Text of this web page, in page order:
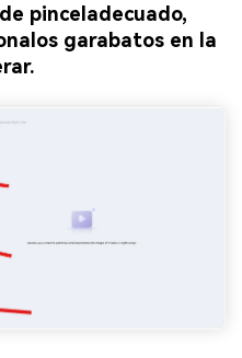
pinceladecuado,
los garabatos en la